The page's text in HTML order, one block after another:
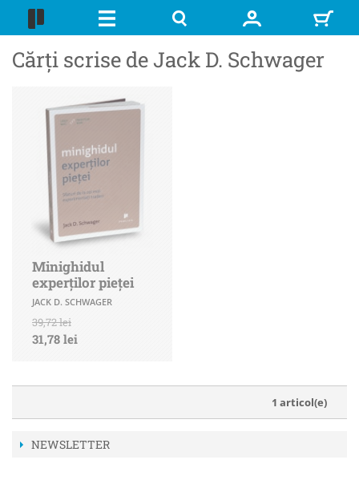
Cărți scrise de Jack D. Schwager
Minighidul
experţilor pieţei
JACK D. SCHWAGER
39,72 lei
31,78 lei
1 articol(e)
NEWSLETTER